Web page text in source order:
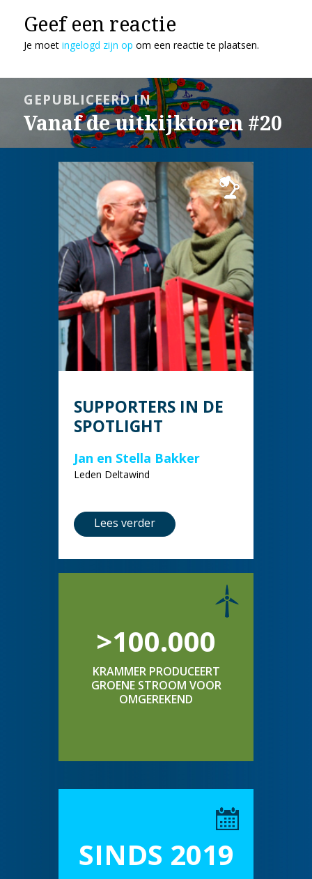
Geef een reactie
Je moetingelogd zijn op om een reactie te plaatsen.
navigatieGEPUBLICEERD IN
Vanaf de uitkijktoren #20
SUPPORTERS IN DE
SPOTLIGHT
Jan en Stella Bakker
Leden Deltawind
Lees verder
>100.000
KRAMMER PRODUCEERT
GROENE STROOM VOOR
OMGEREKEND
SINDS 2019